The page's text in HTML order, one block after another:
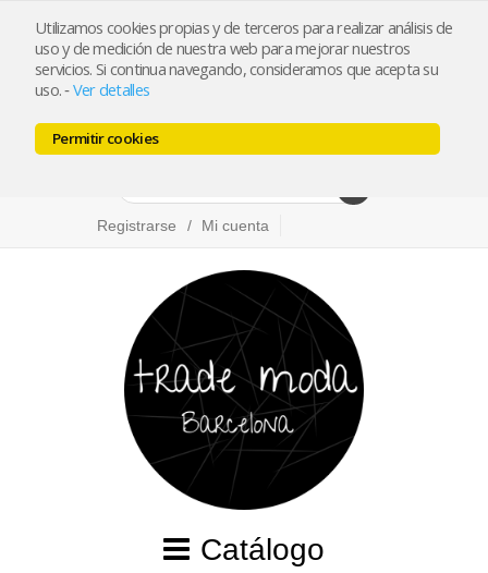
Utilizamos cookies propias y de terceros para realizar análisis de
uso y de medición de nuestra web para mejorar nuestros
servicios. Si continua navegando, consideramos que acepta su
uso.-Ver detalles
Permitir cookies
info@trademoda.com 93.439.26.92
Pulse para llamar
Registrarse Mi cuenta
Catálogo